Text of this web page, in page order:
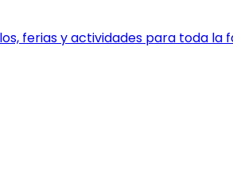
ferias y actividades para toda la